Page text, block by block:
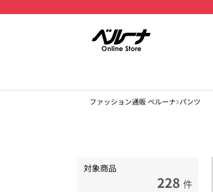
ファッション通販 ベルーナ パンツ
対象商品
228 件